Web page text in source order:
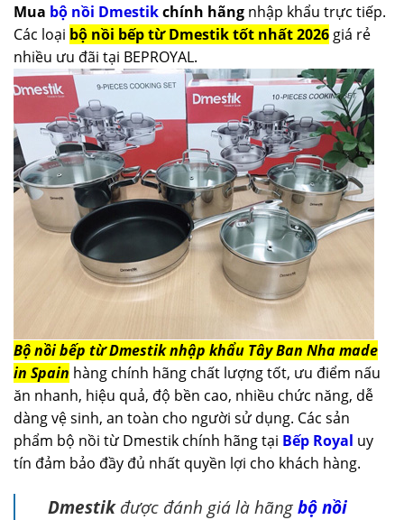
Mua bộ nồi Dmestikchính hãng nhập khẩu trực tiếp.
Các loại bộ nồi bếp từ Dmestik tốt nhất 2026 giá rẻ
nhiều ưu đãi tại BEPROYAL.
Bộ nồi bếp từ Dmestik nhập khẩu Tây Ban Nha made
in Spain hàng chính hãng chất lượng tốt, ưu điểm nấu
ăn nhanh, hiệu quả, độ bền cao, nhiều chức năng, dễ
dàng vệ sinh, an toàn cho người sử dụng. Các sản
phẩm bộ nồi từ Dmestik chính hãng tại Bếp Royal uy
tín đảm bảo đầy đủ nhất quyền lợi cho khách hàng.
Dmestikđược đánh giá là hãngbộ nồi